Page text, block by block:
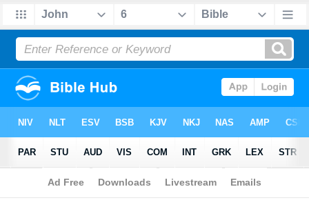
Biblia> Nestle 1904 > ΚΑΤΑ ΙΩΑΝΝΗΝ 6